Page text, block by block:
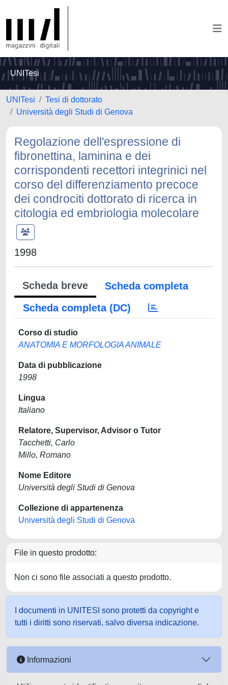
UNITesi
UNITesi
Tesi di dottorato
Università degli Studi di Genova
Regolazione dell'espressione di
fibronettina, laminina e dei
corrispondenti recettori integrinici nel
corso del differenziamento precoce
dei condrociti dottorato di ricerca in
citologia ed embriologia molecolare
1998
Scheda breve
Scheda completa
Scheda completa (DC)
Corso di studio
ANATOMIA E MORFOLOGIA ANIMALE
Data di pubblicazione
1998
Lingua
Italiano
Relatore, Supervisor, Advisor o Tutor
Tacchetti, Carlo
Millo, Romano
Nome Editore
Università degli Studi di Genova
Collezione di appartenenza
Università degli Studi di Genova
File in questo prodotto:
Non ci sono file associati a questo prodotto.
I documenti in UNITESI sono protetti da copyright e
tutti i diritti sono riservati, salvo diversa indicazione.
Informazioni